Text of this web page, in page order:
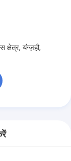
क्षेत्र, यंग्ज़हौ,